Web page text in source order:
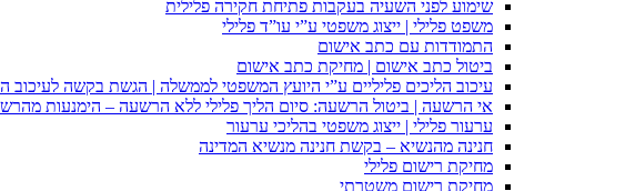
שימוע לפני השעיה בעקבות פתיחת חקירה פלילית
משפט פלילי | ייצוג משפטי ע”י עו”ד פלילי
התמודדות עם כתב אישום
ביטול כתב אישום | מחיקת כתב אישום
עיכוב הליכים פליליים ע”י היועץ המשפטי לממשלה | הגשת בקשה לעיכוב
אי הרשעה | ביטול הרשעה: סיום הליך פלילי ללא הרשעה – הימנעות
ערעור פלילי | ייצוג משפטי בהליכי ערעור
חנינה מהנשיא – בקשת חנינה מנשיא המדינה
מחיקת רישום פלילי
מחיקת רישום משטרתי